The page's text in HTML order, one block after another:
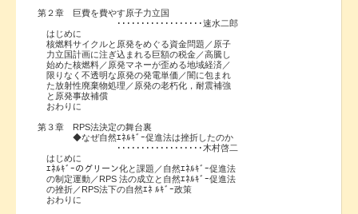
第２章 巨費を費やす原子力立国
･･････････････････速水二郎
はじめに
核燃料サイクルと原発をめぐる資金問題／原子
力立国計画に注ぎ込まれる巨額の税金／高騰し
始めた核燃料／原発マネーが歪める地域経済／
限りなく不透明な原発の発電単価／闇に包まれ
た放射性廃棄物処理／原発の老朽化，耐震補強
と原発事故補償
おわりに
第３章 RPS法決定の舞台裏
◆なぜ自然ｴﾈﾙｷﾞｰ促進法は挫折したのか
･･････････････････木村啓二
はじめに
ｴﾈﾙｷﾞｰのグリーン化と課題／自然ｴﾈﾙｷﾞｰ促進法
の制定運動／RPS 法の成立と自然ｴﾈﾙｷﾞｰ促進法
の挫折／RPS法下の自然ｴﾈ ﾙｷﾞｰ政策
おわりに